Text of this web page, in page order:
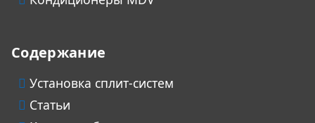
Содержание
Установка сплит-систем
Статьи